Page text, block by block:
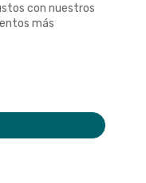
con nuestros
más